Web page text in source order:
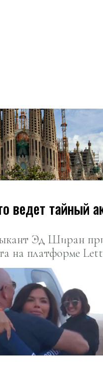
ведет тайный
Эд Ширан
на платформе
о